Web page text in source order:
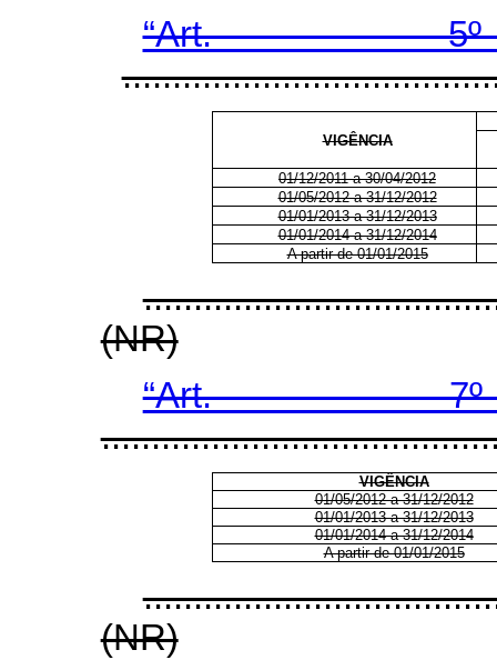
VIGÊNCIA
01/12/2011 a 30/04/2012
01/05/2012 a 31/12/2012
01/01/2013 a 31/12/2013
01/01/2014 a 31/12/2014
A partir de 01/01/2015
(NR)
VIGÊNCIA
01/05/2012 a 31/12/2012
01/01/2013 a 31/12/2013
01/01/2014 a 31/12/2014
A partir de 01/01/2015
(NR)